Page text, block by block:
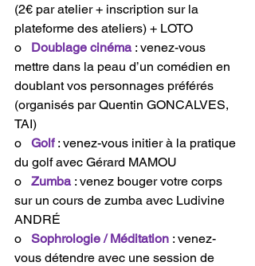
(2€ par atelier + inscription sur la
plateforme des ateliers) + LOTO
o Doublage cinéma : venez-vous
mettre dans la peau d’un comédien en
doublant vos personnages préférés
(organisés par Quentin GONCALVES,
TAI)
o Golf : venez-vous initier à la pratique
du golf avec Gérard MAMOU
o Zumba : venez bouger votre corps
sur un cours de zumba avec Ludivine
ANDRÉ
o Sophrologie / Méditation : venez-
vous détendre avec une session de